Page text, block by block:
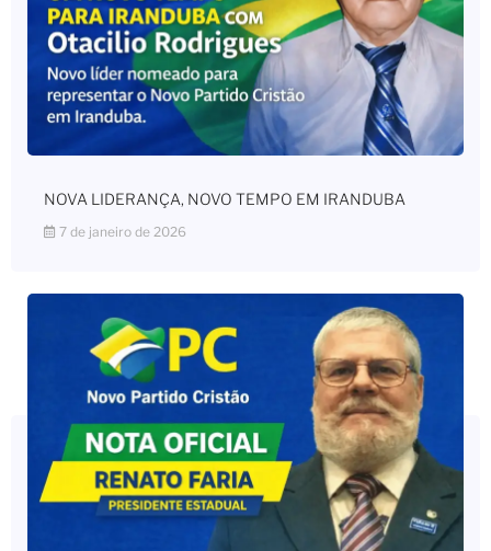
NOVA LIDERANÇA, NOVO TEMPO EM IRANDUBA
7 de janeiro de 2026